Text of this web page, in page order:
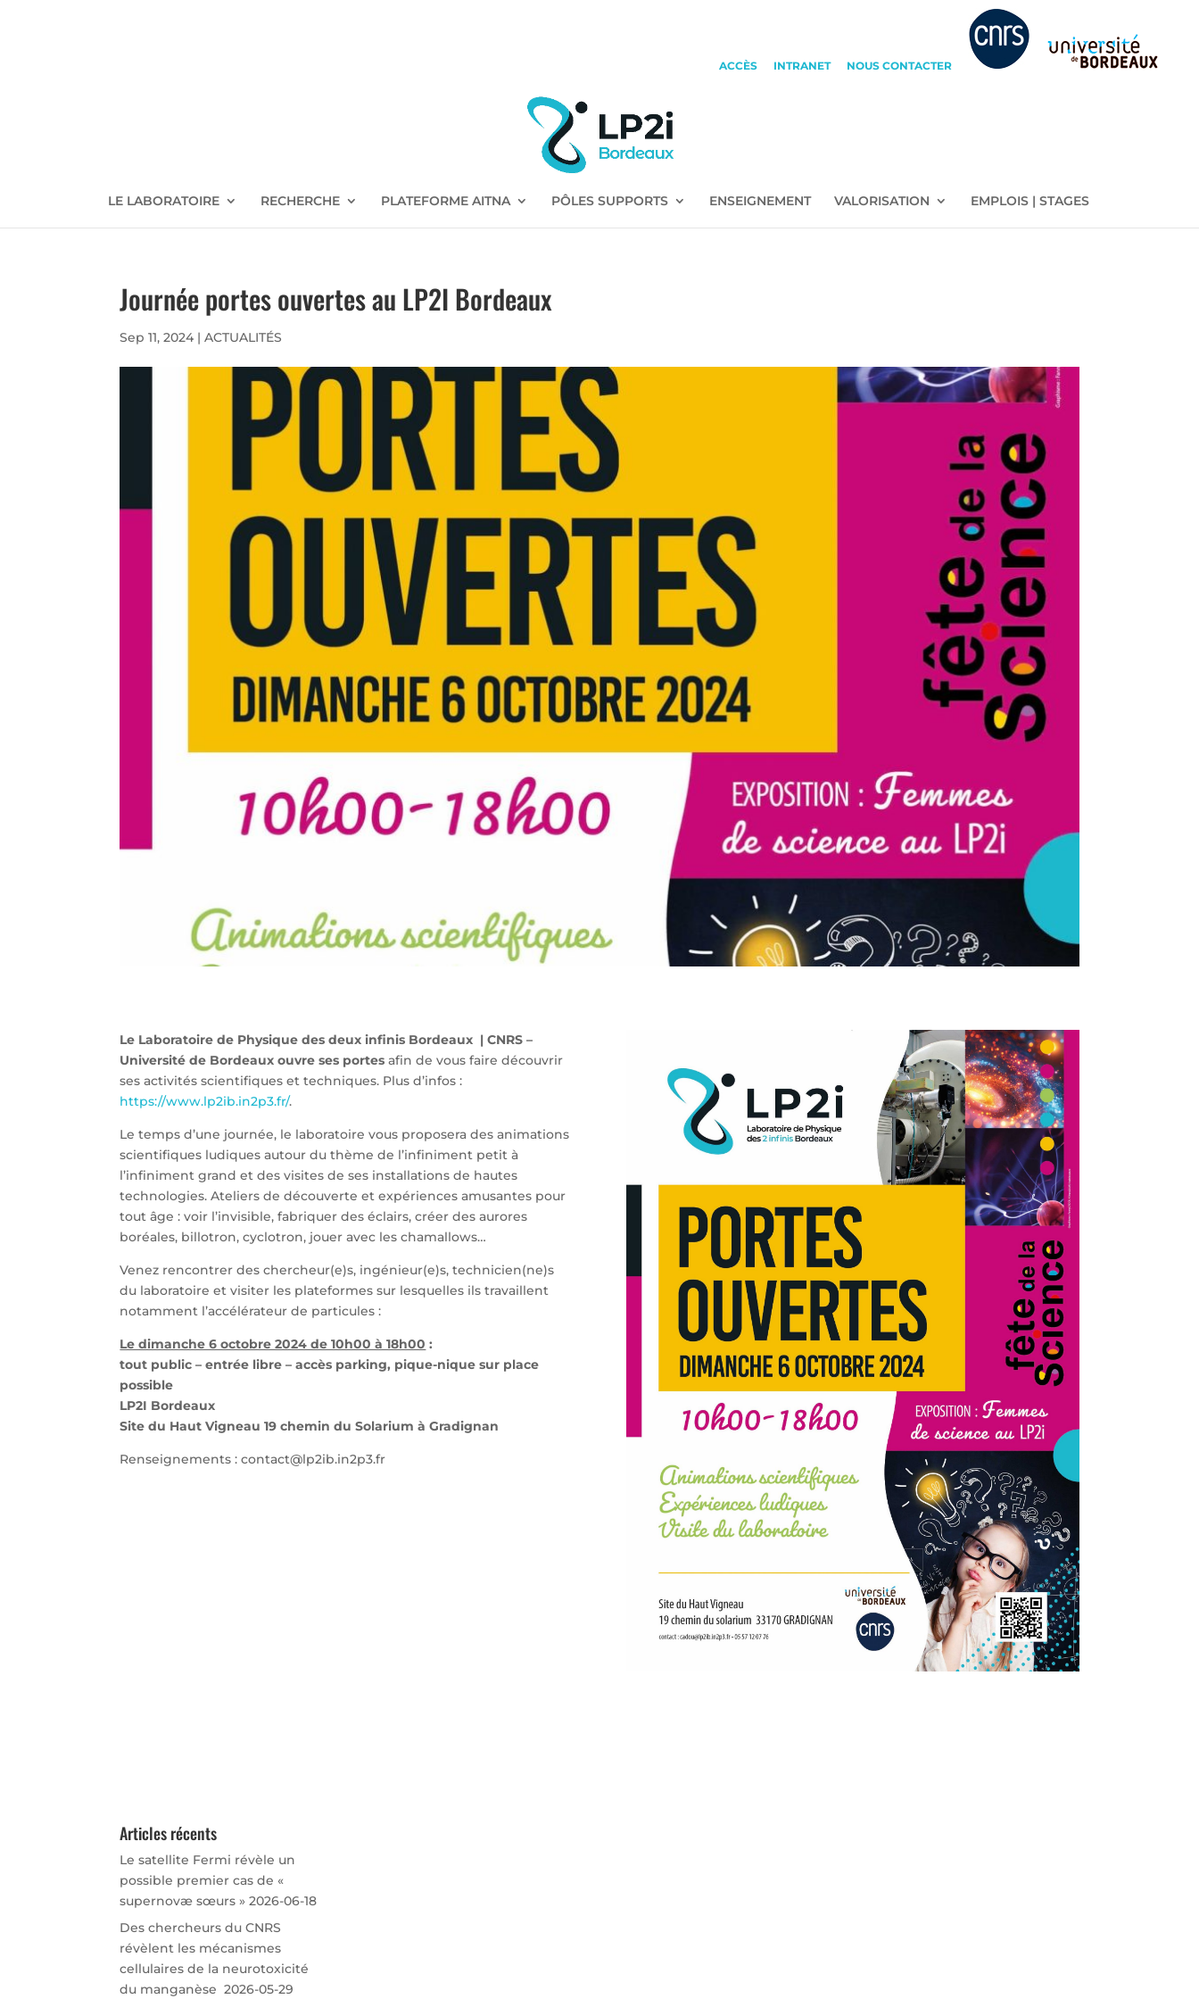
ACCÈS INTRANET NOUS CONTACTER
LE LABORATOIRE RECHERCHE PLATEFORME AITNA PÔLES SUPPORTS ENSEIGNEMENT VALORISATION EMPLOIS | STAGES
Journée portes ouvertes au LP2I Bordeaux
Sep 11, 2024 |ACTUALITÉS
Le Laboratoire de Physique des deux infinis Bordeaux | CNRS –
Université de Bordeaux ouvre ses portesafin de vous faire découvrir
ses activités scientifiques et techniques. Plus d’infos :
https://www.lp2ib.in2p3.fr/.
Le temps d’une journée, le laboratoire vous proposera des animations
scientifiques ludiques autour du thème de l’infiniment petit à
l’infiniment grand et des visites de ses installations de hautes
technologies. Ateliers de découverte et expériences amusantes pour
tout âge : voir l’invisible, fabriquer des éclairs, créer des aurores
boréales, billotron, cyclotron, jouer avec les chamallows…
Venez rencontrer des chercheur(e)s, ingénieur(e)s, technicien(ne)s
du laboratoire et visiter les plateformes sur lesquelles ils travaillent
notamment l’accélérateur de particules :
Le dimanche 6 octobre 2024 de 10h00 à 18h00 :
tout public – entrée libre – accès parking, pique-nique sur place
possible
LP2I Bordeaux
Site du Haut Vigneau 19 chemin du Solarium à Gradignan
Renseignements : contact@lp2ib.in2p3.fr
Articles récents
Le satellite Fermi révèle un
possible premier cas de «
supernovæ sœurs » 2026-06-18
Des chercheurs du CNRS
révèlent les mécanismes
cellulaires de la neurotoxicité
du manganèse 2026-05-29